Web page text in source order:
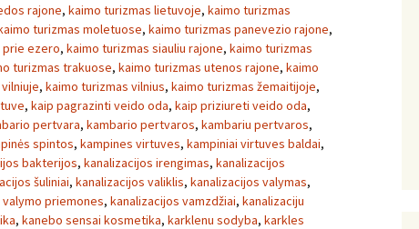
rajone, kaimo turizmas lietuvoje, kaimo turizmas
turizmas moletuose, kaimo turizmas panevezio rajone,
prie ezero, kaimo turizmas siauliu rajone, kaimo turizmas
turizmas trakuose, kaimo turizmas utenos rajone, kaimo
, kaimo turizmas vilnius, kaimo turizmas žemaitijoje,
, kaip pagrazinti veido oda, kaip priziureti veido oda,
pertvara, kambario pertvaros, kambariu pertvaros,
spintos, kampines virtuves, kampiniai virtuves baldai,
bakterijos, kanalizacijos irengimas, kanalizacijos
šuliniai, kanalizacijos valiklis, kanalizacijos valymas,
priemones, kanalizacijos vamzdžiai, kanalizaciju
, kanebo sensai kosmetika, karklenu sodyba, karkles